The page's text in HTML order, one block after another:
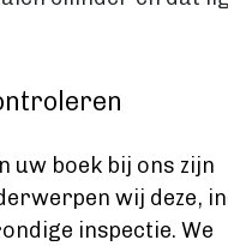
uw boek bij ons zijn
wij deze,
inspectie. We